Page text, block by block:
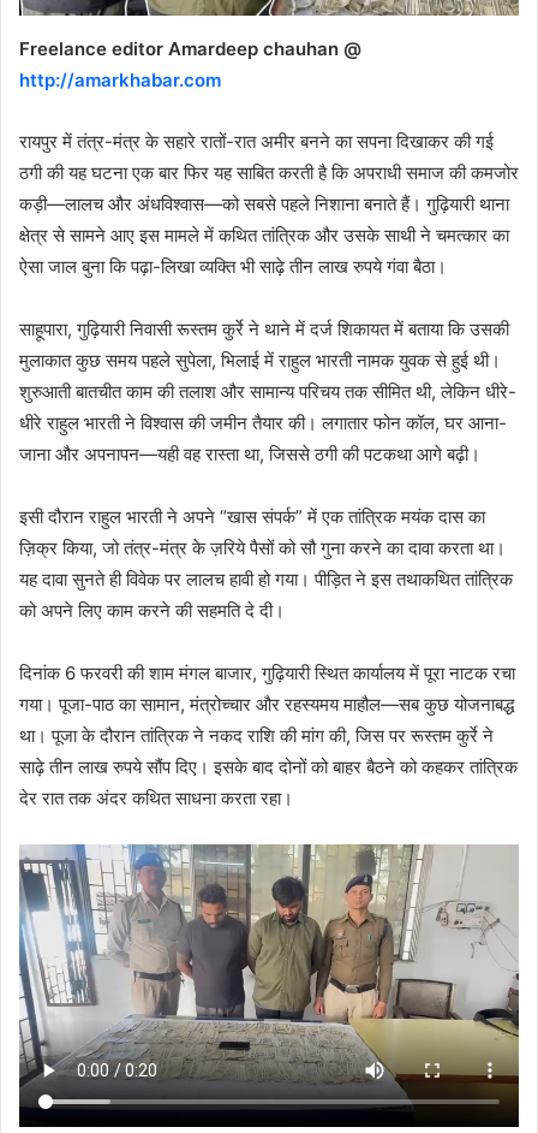
Freelance editor Amardeep chauhan @
http://amarkhabar.com
रायपुर में तंत्र-मंत्र के सहारे रातों-रात अमीर बनने का सपना दिखाकर की गई
ठगी की यह घटना एक बार फिर यह साबित करती है कि अपराधी समाज की कमजोर
कड़ी—लालच और अंधविश्वास—को सबसे पहले निशाना बनाते हैं। गुढ़ियारी थाना
क्षेत्र से सामने आए इस मामले में कथित तांत्रिक और उसके साथी ने चमत्कार का
ऐसा जाल बुना कि पढ़ा-लिखा व्यक्ति भी साढ़े तीन लाख रुपये गंवा बैठा।
साहूपारा, गुढ़ियारी निवासी रूस्तम कुर्रे ने थाने में दर्ज शिकायत में बताया कि उसकी
मुलाकात कुछ समय पहले सुपेला, भिलाई में राहुल भारती नामक युवक से हुई थी।
शुरुआती बातचीत काम की तलाश और सामान्य परिचय तक सीमित थी, लेकिन धीरे-
धीरे राहुल भारती ने विश्वास की जमीन तैयार की। लगातार फोन कॉल, घर आना-
जाना और अपनापन—यही वह रास्ता था, जिससे ठगी की पटकथा आगे बढ़ी।
इसी दौरान राहुल भारती ने अपने “खास संपर्क” में एक तांत्रिक मयंक दास का
ज़िक्र किया, जो तंत्र-मंत्र के ज़रिये पैसों को सौ गुना करने का दावा करता था।
यह दावा सुनते ही विवेक पर लालच हावी हो गया। पीड़ित ने इस तथाकथित तांत्रिक
को अपने लिए काम करने की सहमति दे दी।
दिनांक 6 फरवरी की शाम मंगल बाजार, गुढ़ियारी स्थित कार्यालय में पूरा नाटक रचा
गया। पूजा-पाठ का सामान, मंत्रोच्चार और रहस्यमय माहौल—सब कुछ योजनाबद्ध
था। पूजा के दौरान तांत्रिक ने नकद राशि की मांग की, जिस पर रूस्तम कुर्रे ने
साढ़े तीन लाख रुपये सौंप दिए। इसके बाद दोनों को बाहर बैठने को कहकर तांत्रिक
देर रात तक अंदर कथित साधना करता रहा।